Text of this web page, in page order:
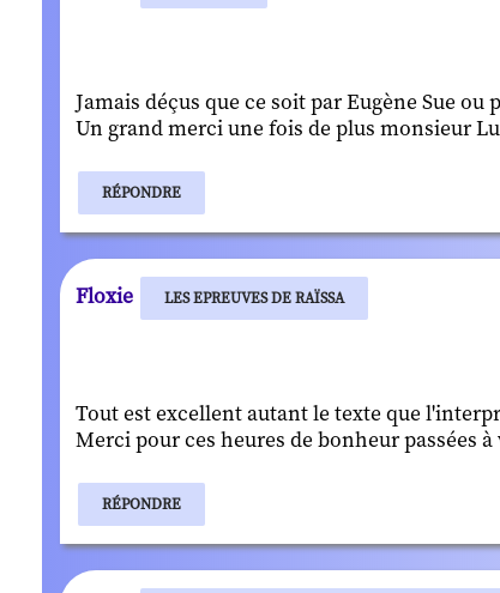
Jamais déçus que ce soit par Eugène Sue ou
Un grand merci une fois de plus monsieur
RÉPONDRE
Floxie LES EPREUVES DE RAÏSSA
Tout est excellent autant le texte que
Merci pour ces heures de bonheur passées à
RÉPONDRE